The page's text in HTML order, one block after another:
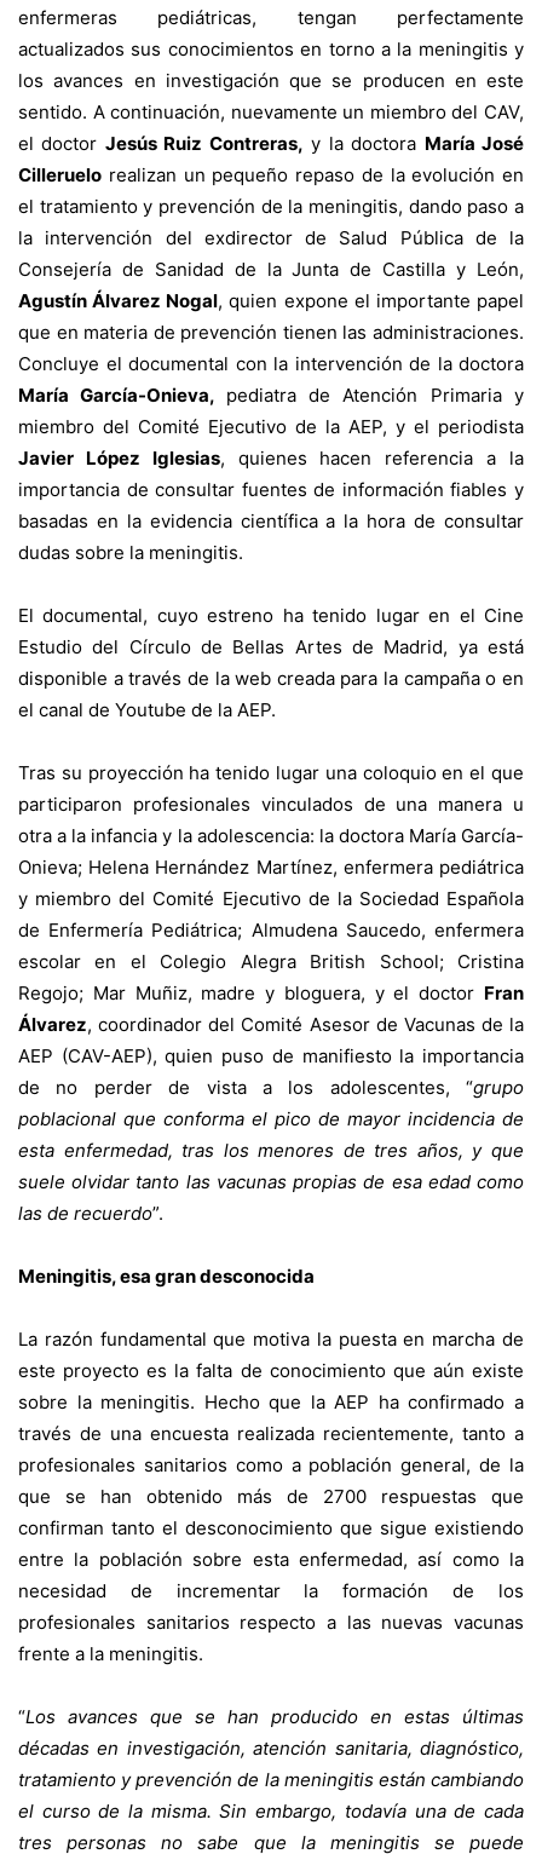
enfermeras pediátricas, tengan perfectamente
actualizados sus conocimientos en torno a la meningitis y
los avances en investigación que se producen en este
sentido. A continuación, nuevamente un miembro del CAV,
el doctor Jesús Ruiz Contreras, y la doctora María José
Cilleruelo realizan un pequeño repaso de la evolución en
el tratamiento y prevención de la meningitis, dando paso a
la intervención del exdirector de Salud Pública de la
Consejería de Sanidad de la Junta de Castilla y León,
Agustín Álvarez Nogal, quien expone el importante papel
que en materia de prevención tienen las administraciones.
Concluye el documental con la intervención de la doctora
María García-Onieva, pediatra de Atención Primaria y
miembro del Comité Ejecutivo de la AEP, y el periodista
Javier López Iglesias, quienes hacen referencia a la
importancia de consultar fuentes de información fiables y
basadas en la evidencia científica a la hora de consultar
dudas sobre la meningitis.
El documental, cuyo estreno ha tenido lugar en el Cine
Estudio del Círculo de Bellas Artes de Madrid, ya está
disponible a través de la web creada para la campaña o en
el canal de Youtube de la AEP.
Tras su proyección ha tenido lugar una coloquio en el que
participaron profesionales vinculados de una manera u
otra a la infancia y la adolescencia: la doctora María García-
Onieva; Helena Hernández Martínez, enfermera pediátrica
y miembro del Comité Ejecutivo de la Sociedad Española
de Enfermería Pediátrica; Almudena Saucedo, enfermera
escolar en el Colegio Alegra British School; Cristina
Regojo; Mar Muñiz, madre y bloguera, y el doctor Fran
Álvarez, coordinador del Comité Asesor de Vacunas de la
AEP (CAV-AEP), quien puso de manifiesto la importancia
de no perder de vista a los adolescentes, “grupo
poblacional que conforma el pico de mayor incidencia de
esta enfermedad, tras los menores de tres años, y que
suele olvidar tanto las vacunas propias de esa edad como
las de recuerdo”.
Meningitis, esa gran desconocida
La razón fundamental que motiva la puesta en marcha de
este proyecto es la falta de conocimiento que aún existe
sobre la meningitis. Hecho que la AEP ha confirmado a
través de una encuesta realizada recientemente, tanto a
profesionales sanitarios como a población general, de la
que se han obtenido más de 2700 respuestas que
confirman tanto el desconocimiento que sigue existiendo
entre la población sobre esta enfermedad, así como la
necesidad de incrementar la formación de los
profesionales sanitarios respecto a las nuevas vacunas
frente a la meningitis.
“Los avances que se han producido en estas últimas
décadas en investigación, atención sanitaria, diagnóstico,
tratamiento y prevención de la meningitis están cambiando
el curso de la misma. Sin embargo, todavía una de cada
tres personas no sabe que la meningitis se puede